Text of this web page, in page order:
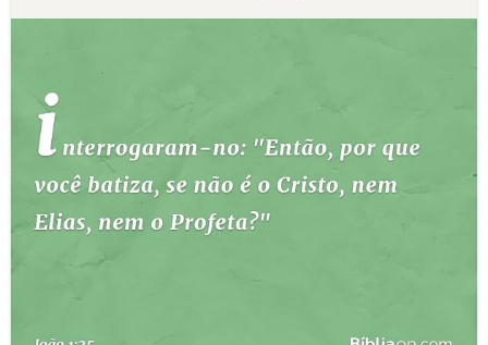
10 MANDAMENTOS
ESTUDOS BÍBLICOS
ESBOÇOS DE PREGAÇÃO
PERGUNTE À BÍBLIA